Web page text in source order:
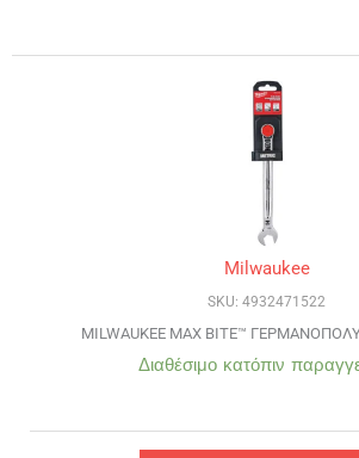
Milwaukee
SKU: 4932471522
MILWAUKEE MAX BITE™
Διαθέσιμο κατόπιν